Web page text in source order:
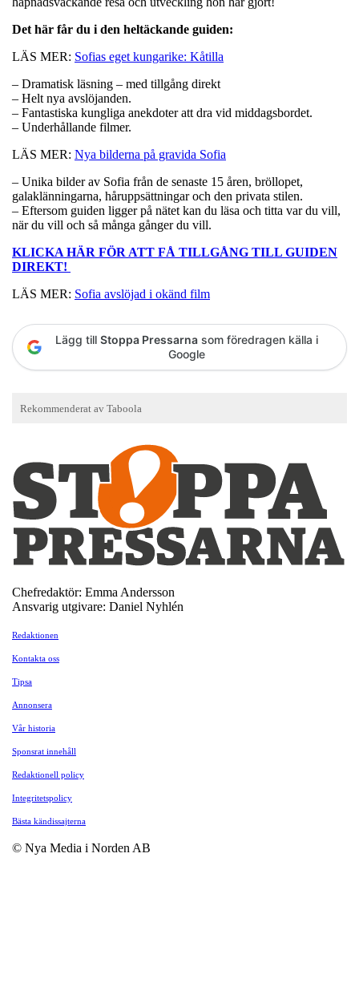
Det här får du i den heltäckande guiden:
LÄS MER: Sofias eget kungarike: Kåtilla
– Dramatisk läsning – med tillgång direkt
– Helt nya avslöjanden.
– Fantastiska kungliga anekdoter att dra vid middagsbordet.
– Underhållande filmer.
LÄS MER: Nya bilderna på gravida Sofia
– Unika bilder av Sofia från de senaste 15 åren, bröllopet,
galaklänningarna, håruppsättningar och den privata stilen.
– Eftersom guiden ligger på nätet kan du läsa och titta var du vill,
när du vill och så många gånger du vill.
KLICKA HÄR FÖR ATT FÅ TILLGÅNG TILL GUIDEN
DIREKT!
LÄS MER: Sofia avslöjad i okänd film
Lägg till Stoppa Pressarna som föredragen källa i
Google
Chefredaktör: Emma Andersson
Ansvarig utgivare: Daniel Nyhlén
Redaktionen
Kontakta oss
Tipsa
Annonsera
Vår historia
Sponsrat innehåll
Redaktionell policy
Integritetspolicy
Bästa kändissajterna
© Nya Media i Norden AB